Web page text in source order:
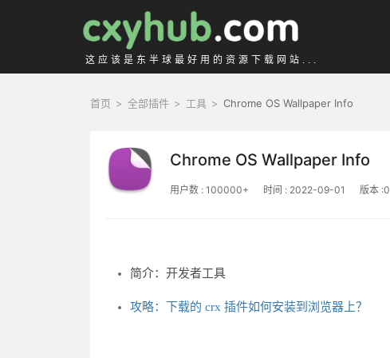
这应该是东半球最好用的资源下载网站...
首页 > 全部插件 > 工具 > Chrome OS Wallpaper Info
Chrome OS Wallpaper Info
用户数 : 100000+ 时间 : 2022-09-01 版本 :0
简介：开发者工具
攻略：下载的 crx 插件如何安装到浏览器上？